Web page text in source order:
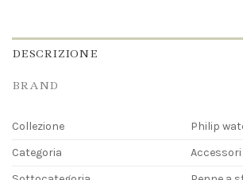
DESCRIZIONE
BRAND
Collezione
Philip
Categoria
Accessori